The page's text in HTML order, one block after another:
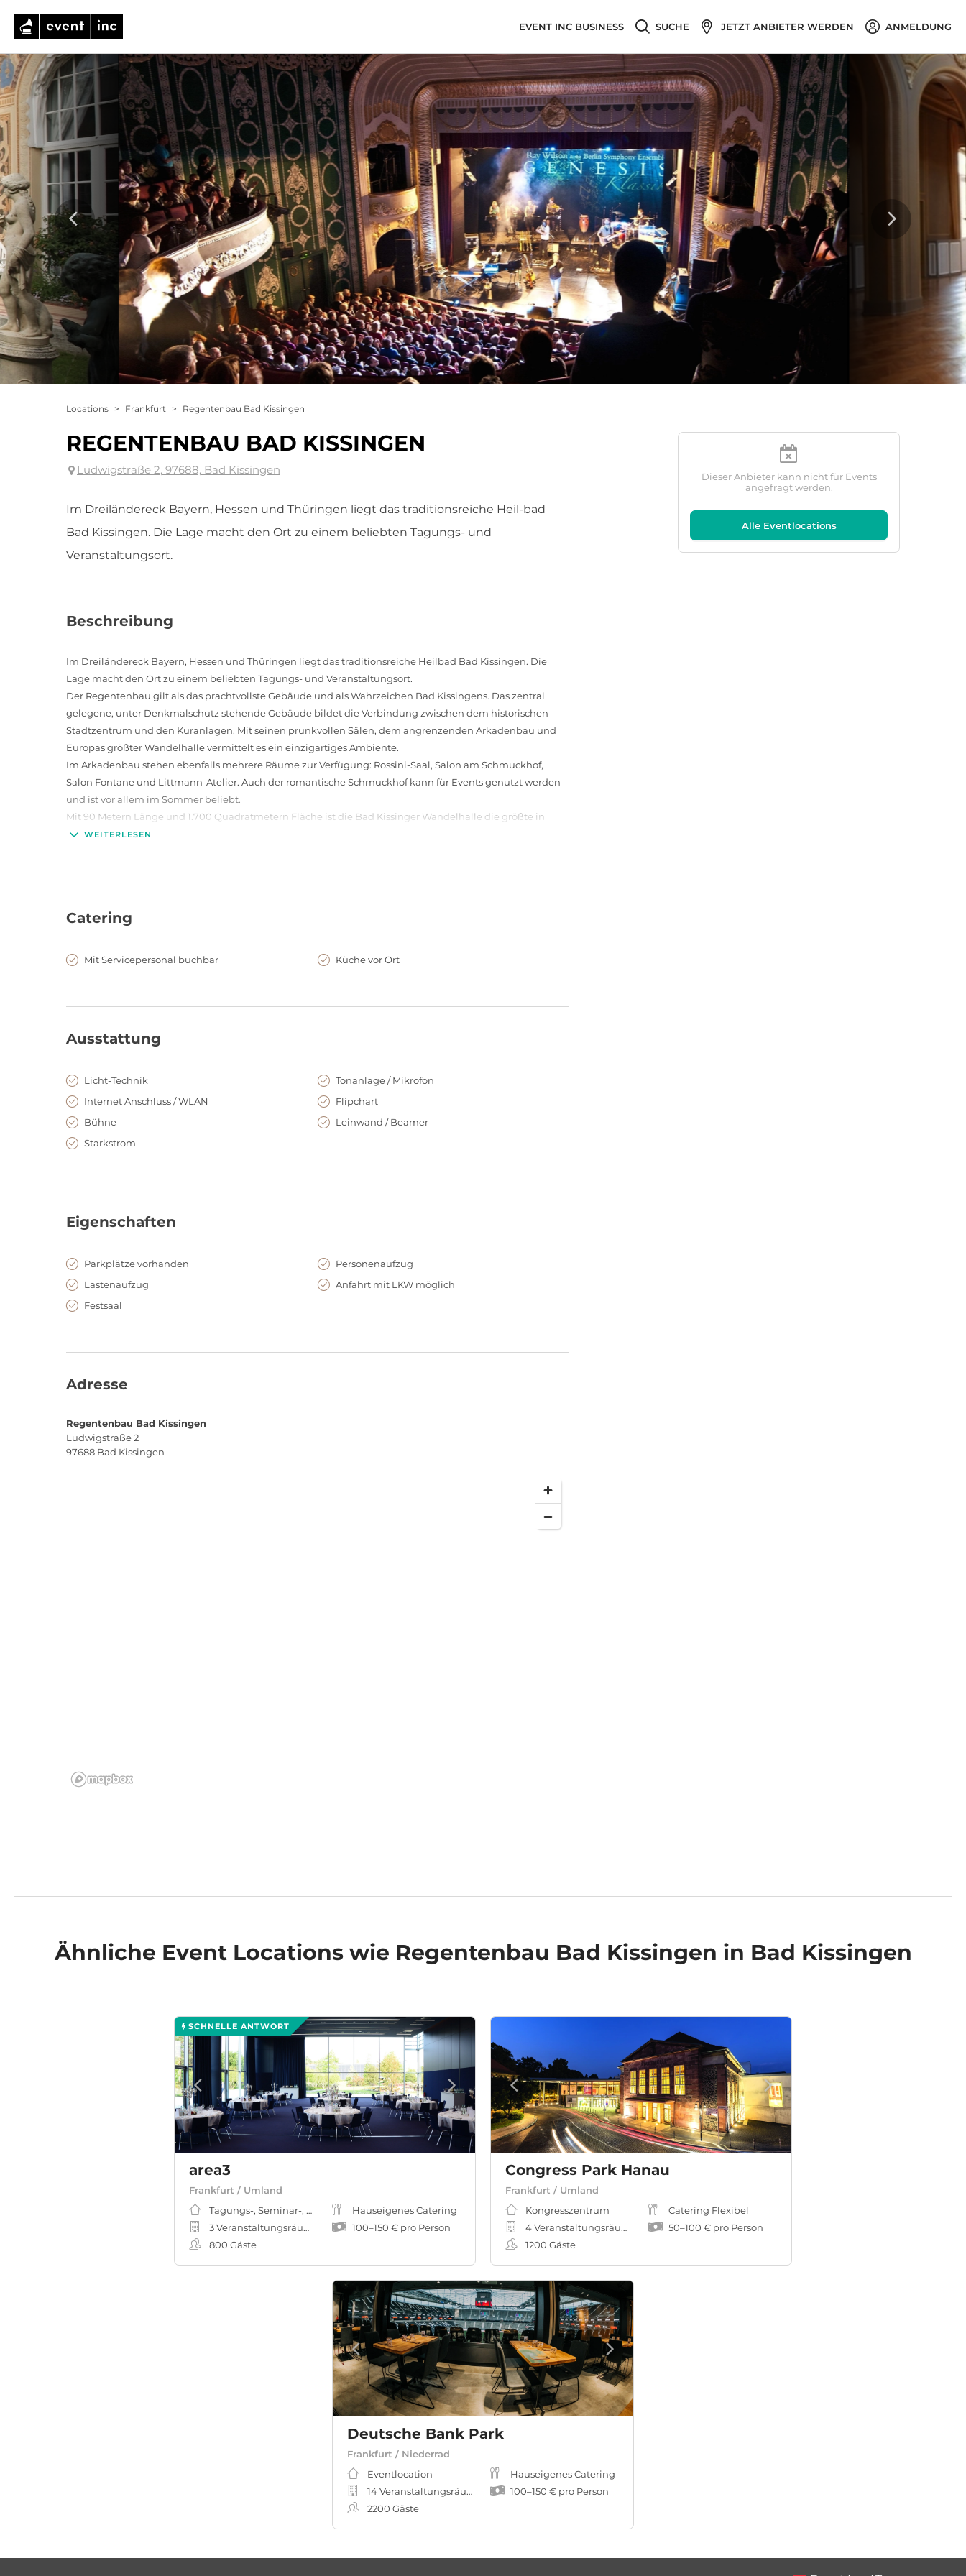
EVENT INC BUSINESS SUCHE JETZT ANBIETER WERDEN ANMELDUNG
Locations > Frankfurt > Regentenbau Bad Kissingen
REGENTENBAU BAD KISSINGEN
Ludwigstraße 2, 97688, Bad Kissingen
Im Dreiländereck Bayern, Hessen und Thüringen liegt das traditionsreiche Heil-bad
Bad Kissingen. Die Lage macht den Ort zu einem beliebten Tagungs- und
Veranstaltungsort.
Beschreibung
Im Dreiländereck Bayern, Hessen und Thüringen liegt das traditionsreiche Heilbad Bad Kissingen. Die
Lage macht den Ort zu einem beliebten Tagungs- und Veranstaltungsort.
Der Regentenbau gilt als das prachtvollste Gebäude und als Wahrzeichen Bad Kissingens. Das zentral
gelegene, unter Denkmalschutz stehende Gebäude bildet die Verbindung zwischen dem historischen
Stadtzentrum und den Kuranlagen. Mit seinen prunkvollen Sälen, dem angrenzenden Arkadenbau und
Europas größter Wandelhalle vermittelt es ein einzigartiges Ambiente.
Im Arkadenbau stehen ebenfalls mehrere Räume zur Verfügung: Rossini-Saal, Salon am Schmuckhof,
Salon Fontane und Littmann-Atelier. Auch der romantische Schmuckhof kann für Events genutzt werden
und ist vor allem im Sommer beliebt.
Mit 90 Metern Länge und 1.700 Quadratmetern Fläche ist die Bad Kissinger Wandelhalle die größte in
Europa. Die Atmosphäre ist nicht nur zum Flanieren einmalig, immer häufiger buchen Veranstalter die
verbindet die Formen des antiken Theaters ideal mit der verspielten Baukunst des höfischen Rangtheaters
1911 wurde der Tattersall – benannt nach dem englischen Reitlehrer Richard Tattersall – als Reithalle
großen eigenen Parkplatz.
WEITERLESEN
Catering
Mit Servicepersonal buchbar Küche vor Ort
Ausstattung
Licht-Technik
Tonanlage / Mikrofon
Internet Anschluss / WLAN
Flipchart
Bühne
Leinwand / Beamer
Starkstrom
Eigenschaften
Parkplätze vorhanden
Personenaufzug
Lastenaufzug
Anfahrt mit LKW möglich
Festsaal
Adresse
Regentenbau Bad Kissingen
Ludwigstraße 2
97688 Bad Kissingen
Dieser Anbieter kann nicht für Events
angefragt werden.
Alle Eventlocations
Ähnliche Event Locationswie Regentenbau Bad Kissingen in Bad Kissingen
SCHNELLE ANTWORT
area3
Frankfurt / Umland
Tagungs-, Seminar-, Meeting-, Workshopraum
3 Veranstaltungsräume
800 Gäste
Hauseigenes Catering
100–150 € pro Person
Congress Park Hanau
Frankfurt / Umland
Kongresszentrum
4 Veranstaltungsräume
1200 Gäste
Catering Flexibel
50–100 € pro Person
Deutsche Bank Park
Frankfurt / Niederrad
Eventlocation
14 Veranstaltungsräume
2200 Gäste
Hauseigenes Catering
100–150 € pro Person